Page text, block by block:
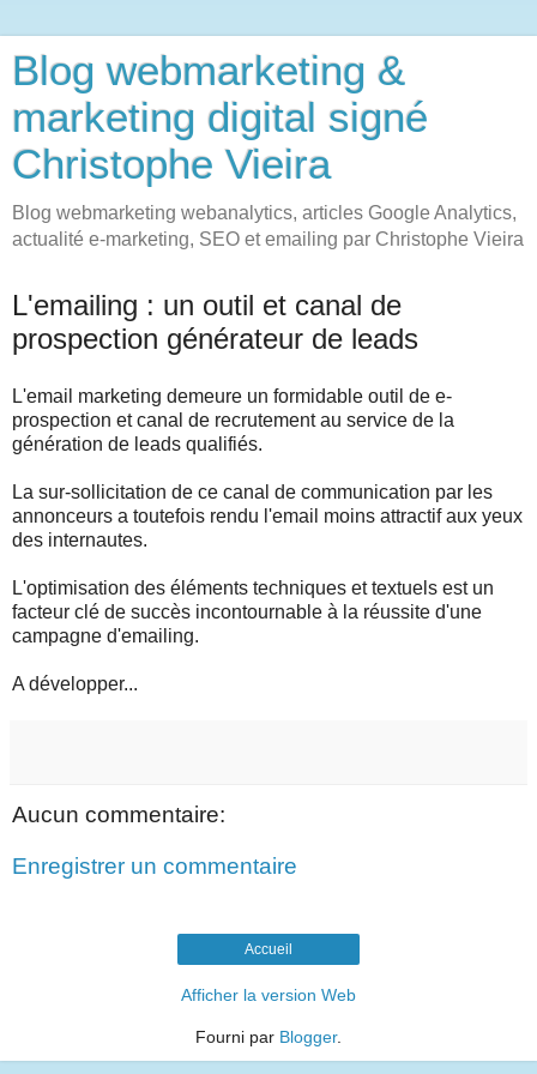
Blog webmarketing &
marketing digital signé
Christophe Vieira
Blog webmarketing webanalytics, articles Google Analytics,
actualité e-marketing, SEO et emailing par Christophe Vieira
L'emailing : un outil et canal de
prospection générateur de leads
L'email marketing demeure un formidable outil de e-
prospection et canal de recrutement au service de la
génération de leads qualifiés.
La sur-sollicitation de ce canal de communication par les
annonceurs a toutefois rendu l'email moins attractif aux yeux
des internautes.
L'optimisation des éléments techniques et textuels est un
facteur clé de succès incontournable à la réussite d'une
campagne d'emailing.
A développer...
Aucun commentaire:
Enregistrer un commentaire
Accueil
Afficher la version Web
Fourni par Blogger.